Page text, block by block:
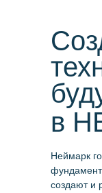
в
Неймарк
создают и